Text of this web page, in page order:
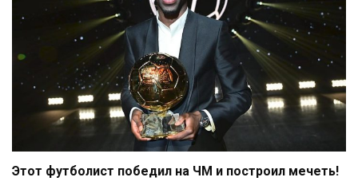
Этот футболист победил на ЧМ и построил мечеть!